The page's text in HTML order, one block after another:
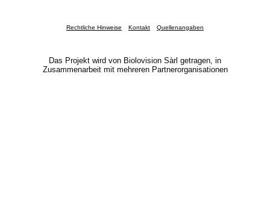
Rechtliche Hinweise Kontakt Quellenangaben
Das Projekt wird von Biolovision Sàrl getragen, in
Zusammenarbeit mit mehreren Partnerorganisationen